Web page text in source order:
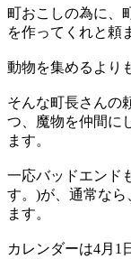
町おこしの為に、
を作ってくれと頼
動物を集めるより
そんな町長さんの
つ、魔物を仲間に
ます。
一応バッドエンド
す。)が、通常な
ます。
カレンダーは4月1